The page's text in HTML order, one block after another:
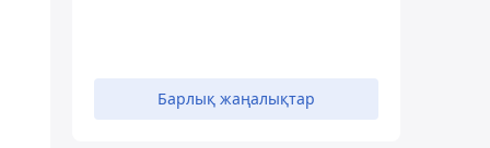
Барлық жаңалықтар